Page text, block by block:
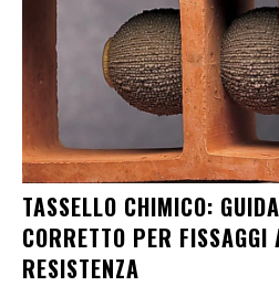
TASSELLO CHIMICO:
CORRETTO PER FISSAGGI
RESISTENZA